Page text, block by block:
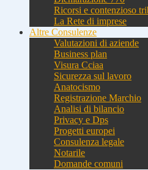
Ricorsi e contenzioso
La Rete di imprese
Altre Consulenze
Valutazioni di aziende
Business plan
Visura Cciaa
Sicurezza sul lavoro
Anatocismo
Registrazione Marchio
Analisi di bilancio
Privacy e Dps
Progetti europei
Consulenza legale
Notarile
Domande comuni